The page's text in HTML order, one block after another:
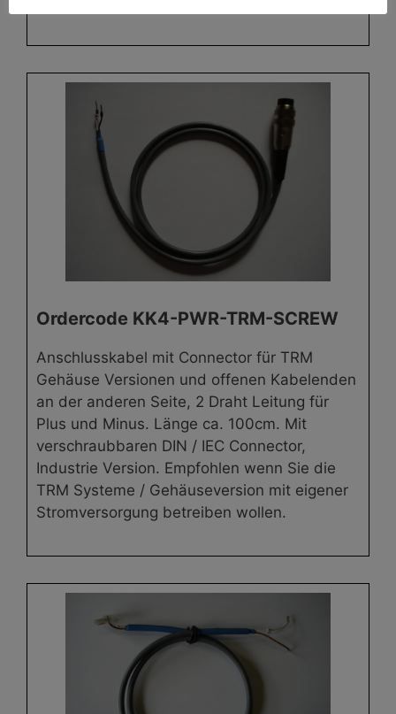
Ordercode KK4-PWR-TRM-SCREW
Anschlusskabel mit Connector für TRM
Gehäuse Versionen und offenen Kabelenden
an der anderen Seite, 2 Draht Leitung für
Plus und Minus. Länge ca. 100cm. Mit
verschraubbaren DIN / IEC Connector,
Industrie Version. Empfohlen wenn Sie die
TRM Systeme / Gehäuseversion mit eigener
Stromversorgung betreiben wollen.